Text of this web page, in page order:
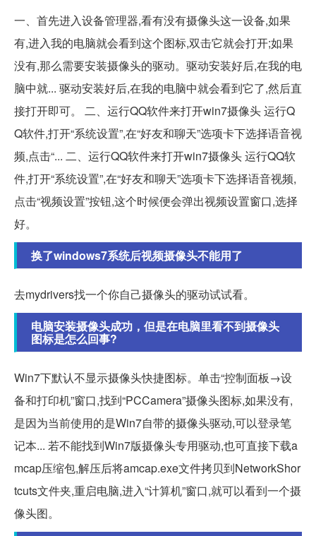
一、首先进入设备管理器,看有没有摄像头这一设备,如果
有,进入我的电脑就会看到这个图标,双击它就会打开;如果
没有,那么需要安装摄像头的驱动。驱动安装好后,在我的电
脑中就... 驱动安装好后,在我的电脑中就会看到它了,然后直
接打开即可。 二、运行QQ软件来打开win7摄像头 运行Q
Q软件,打开“系统设置”,在“好友和聊天”选项卡下选择语音视
频,点击“... 二、运行QQ软件来打开win7摄像头 运行QQ软
件,打开“系统设置”,在“好友和聊天”选项卡下选择语音视频,
点击“视频设置”按钮,这个时候便会弹出视频设置窗口,选择
好。
换了windows7系统后视频摄像头不能用了
去mydrivers找一个你自己摄像头的驱动试试看。
电脑安装摄像头成功，但是在电脑里看不到摄像头
图标是怎么回事?
Win7下默认不显示摄像头快捷图标。单击“控制面板→设
备和打印机”窗口,找到“PCCamera”摄像头图标,如果没有,
是因为当前使用的是Win7自带的摄像头驱动,可以登录笔
记本... 若不能找到Win7版摄像头专用驱动,也可直接下载a
mcap压缩包,解压后将amcap.exe文件拷贝到NetworkShor
tcuts文件夹,重启电脑,进入“计算机”窗口,就可以看到一个摄
像头图。